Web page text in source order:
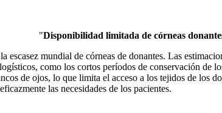
"Disponibilidad limitada de córneas
escasez mundial de córneas de donantes. Las
como los cortos períodos de conservación de
de ojos, lo que limita el acceso a los tejidos de los
las necesidades de los pacientes.